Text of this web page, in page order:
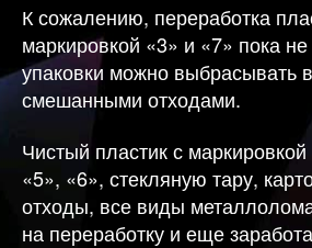
К сожалению, переработка
маркировкой «3» и «7» пока
упаковки можно выбрасывать
смешанными отходами.
Чистый пластик с
«5», «6», стекляную тару,
отходы, все виды
на переработку и еще